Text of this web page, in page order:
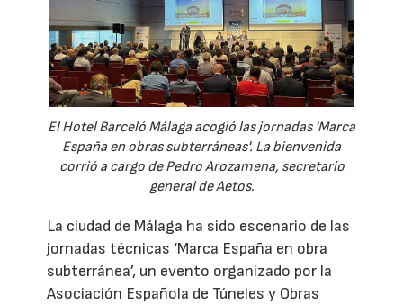
El Hotel Barceló Málaga acogió las jornadas 'Marca
España en obras subterráneas'. La bienvenida
corrió a cargo de Pedro Arozamena, secretario
general de Aetos.
La ciudad de Málaga ha sido escenario de las
jornadas técnicas ‘Marca España en obra
subterránea’, un evento organizado por la
Asociación Española de Túneles y Obras